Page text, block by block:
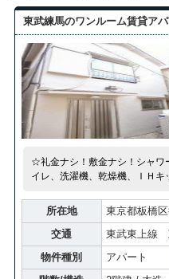
東武練馬のワンルーム賃貸アパ
☆礼金ナシ！敷金ナシ！シャワ
イレ、洗濯機、乾燥機、ＩＨ
所在地
東京都板橋
交通
東武東上線
物件種別
アパート